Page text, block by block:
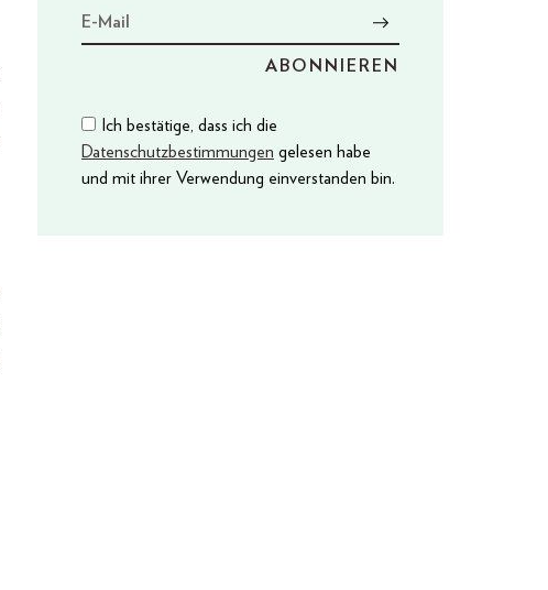
Ich bestätige, dass ich die
Datenschutzbestimmungen gelesen habe
und mit ihrer Verwendung einverstanden bin.